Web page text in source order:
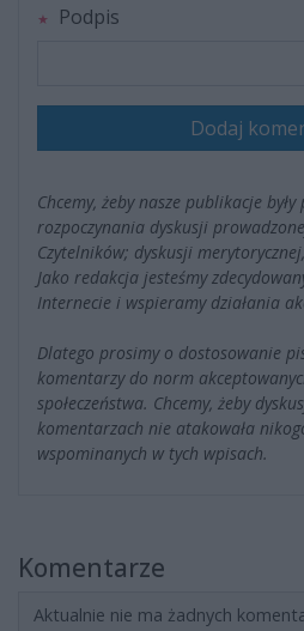
Podpis
Dodaj
Chcemy, żeby nasze publikacje
rozpoczynania dyskusji
Czytelników; dyskusji
Jako redakcja jesteśmy
Internecie i wspieramy działania
Dlatego prosimy o dostosowanie
komentarzy do norm
społeczeństwa. Chcemy, żeby
komentarzach nie atakowała
wspominanych w tych wpisach.
Komentarze
Aktualnie nie ma żadnych